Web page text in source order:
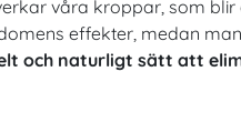
våra kroppar, som
effekter, medan
och naturligt sätt att